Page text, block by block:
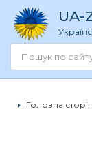
UA-
Головна